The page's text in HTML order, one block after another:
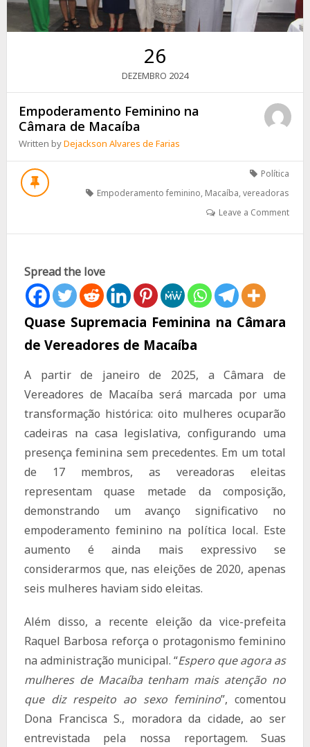
26
DEZEMBRO 2024
Empoderamento Feminino na
Câmara de Macaíba
Written byDejackson Alvares de Farias
Política
Empoderamento feminino, Macaíba,vereadoras
Leave a Comment
Spread the love
Quase Supremacia Feminina na Câmara
de Vereadores de Macaíba
A partir de janeiro de 2025, a Câmara de
Vereadores de Macaíba será marcada por uma
transformação histórica: oito mulheres ocuparão
cadeiras na casa legislativa, configurando uma
presença feminina sem precedentes. Em um total
de 17 membros, as vereadoras eleitas
representam quase metade da composição,
demonstrando um avanço significativo no
empoderamento feminino na política local. Este
aumento é ainda mais expressivo se
considerarmos que, nas eleições de 2020, apenas
seis mulheres haviam sido eleitas.
Além disso, a recente eleição da vice-prefeita
Raquel Barbosa reforça o protagonismo feminino
na administração municipal. “Espero que agora as
mulheres de Macaíba tenham mais atenção no
que diz respeito ao sexo feminino”, comentou
Dona Francisca S., moradora da cidade, ao ser
entrevistada pela nossa reportagem. Suas